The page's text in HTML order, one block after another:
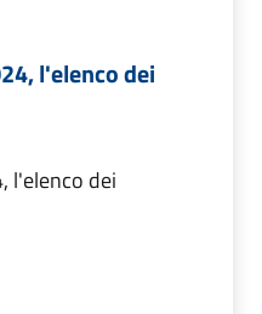
l'elenco dei
l'elenco dei